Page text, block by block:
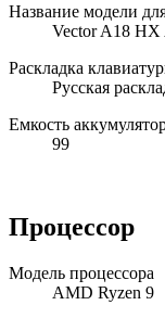
Название модели
Vector A18
Раскладка
Русская
Емкость
99
Процессор
Модель процессора
AMD Ryzen 9